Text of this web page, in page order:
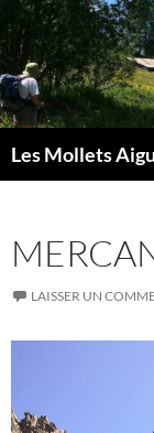
Aller
au
contenu
Les Mollets
LAISSER UN